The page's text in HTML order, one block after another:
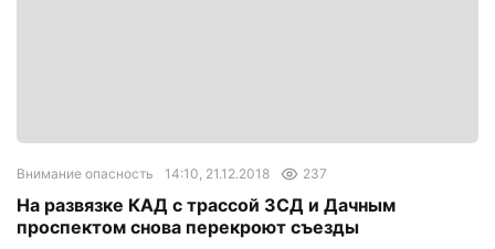
Внимание опасность 14:10, 21.12.2018 237
На развязке КАД с трассой ЗСД и Дачным
проспектом снова перекроют съезды